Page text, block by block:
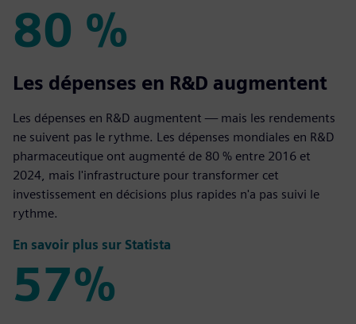
80 %
80 %
Les dépenses en R&D augmentent
Les dépenses en R&D augmentent — mais les rendements
ne suivent pas le rythme. Les dépenses mondiales en R&D
pharmaceutique ont augmenté de 80 % entre 2016 et
2024, mais l'infrastructure pour transformer cet
investissement en décisions plus rapides n'a pas suivi le
rythme.
En savoir plus sur Statista
57%